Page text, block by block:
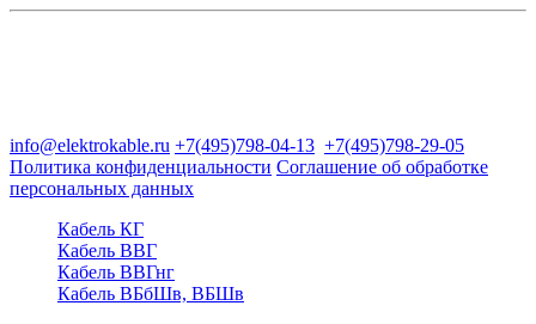
info@elektrokable.ru +7(495)798-04-13 +7(495)798-29-05
Политика конфиденциальности Соглашение об обработке
персональных данных
Кабель КГ
Кабель ВВГ
Кабель ВВГнг
Кабель ВБбШв, ВБШв